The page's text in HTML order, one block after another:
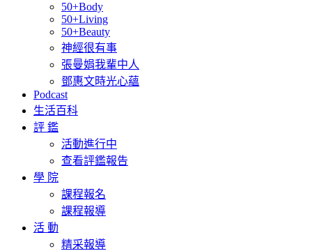
50+Body
50+Living
50+Beauty
神經很有事
張曼娟我輩中人
鄧惠文時光心蘊
Podcast
生活百科
評 鑑
活動進行中
查看評鑑報告
學 院
課程報名
課程報導
活 動
精采報導